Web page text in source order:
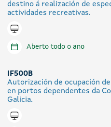
destino á realización de
actividades recreativas.
Tramitar en liña
Aberto todo o ano
IF500B
Autorización de ocupación
en portos dependentes da
Galicia.
Tramitar en liña